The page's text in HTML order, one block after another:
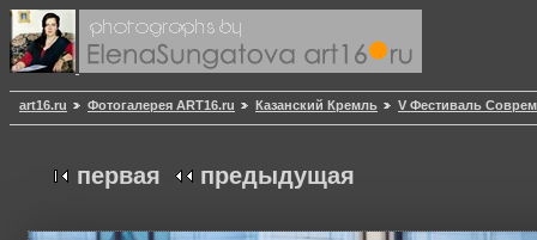
art16.ru Фотогалерея ART16.ru Казанский Кремль V Фестиваль
первая предыдущая